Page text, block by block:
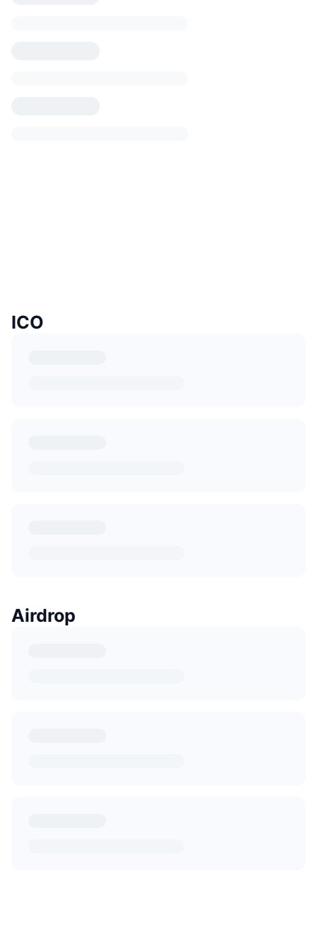
ICO
Airdrop